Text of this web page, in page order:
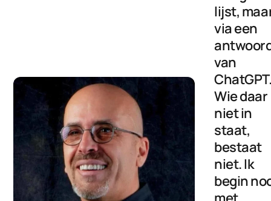
lijst,
via een
van
Wie daar
niet in
staat,
bestaat
niet. Ik
begin